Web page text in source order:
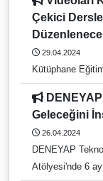
Akademide
bilinçli bir
Eğitim
kullanıcı
bilgilendirmeler
amaçlanmaktadır. Webinar Konuları • Alıntılama Yöntemleri •
Çekici
29.04.2024
Kütüphane
“Videoları
Tasarlama” konulu
Videoları
Tasarlama Webinarda JOVE veri tabanını nasıl kullanılacağı,
Vidoları
görsel destek
Geleceğini
26.04.2024
DENEYAP Teknoloji
Atölyesi'nde 6